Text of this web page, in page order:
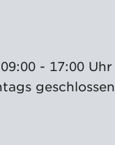
- 17:00 Uhr
geschlossen